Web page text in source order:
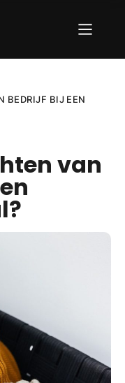
BEDRIJF BIJ EEN
van